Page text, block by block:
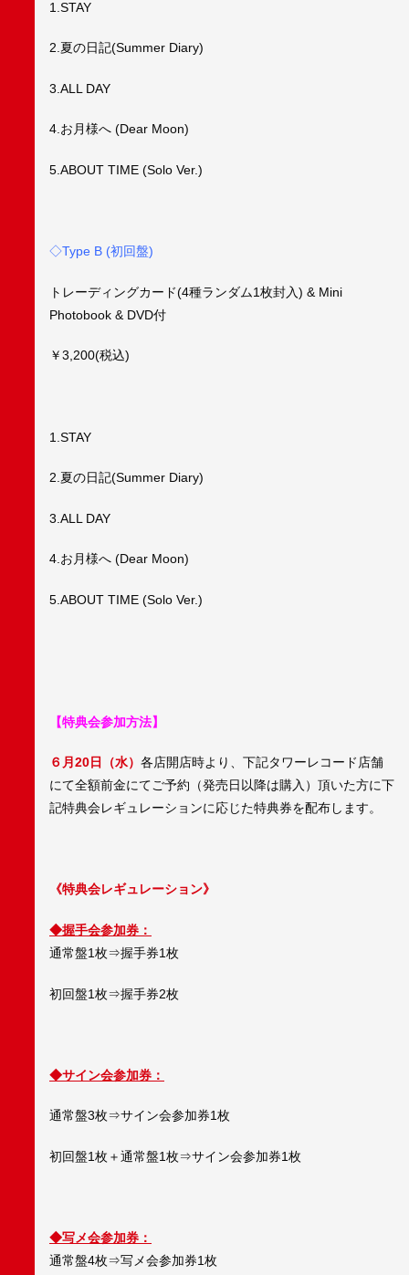
1.STAY
2.夏の日記(Summer Diary)
3.ALL DAY
4.お月様へ (Dear Moon)
5.ABOUT TIME (Solo Ver.)
◇Type B (初回盤)
トレーディングカード(4種ランダム1枚封入) & Mini
Photobook & DVD付
￥3,200(税込)
1.STAY
2.夏の日記(Summer Diary)
3.ALL DAY
4.お月様へ (Dear Moon)
5.ABOUT TIME (Solo Ver.)
【特典会参加方法】
６月20日（水） 各店開店時より、下記タワーレコード店舗
にて全額前金にてご予約（発売日以降は購入）頂いた方に下
記特典会レギュレーションに応じた特典券を配布します。
《特典会レギュレーション》
◆握手会参加券：
通常盤1枚⇒握手券1枚
初回盤1枚⇒握手券2枚
◆サイン会参加券：
通常盤3枚⇒サイン会参加券1枚
初回盤1枚＋通常盤1枚⇒サイン会参加券1枚
◆写メ会参加券：
通常盤4枚⇒写メ会参加券1枚